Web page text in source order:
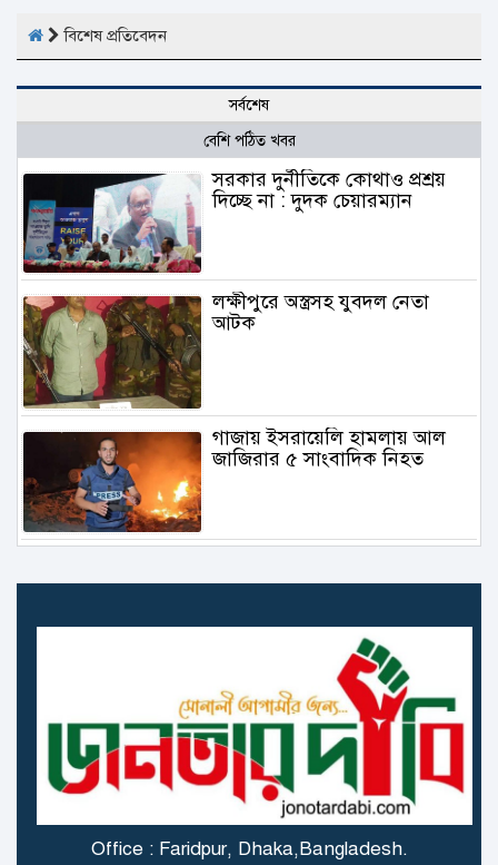
বিশেষ প্রতিবেদন
সর্বশেষ
বেশি পঠিত খবর
সরকার দুর্নীতিকে কোথাও প্রশ্রয়
দিচ্ছে না : দুদক চেয়ারম্যান
লক্ষীপুরে অস্ত্রসহ যুবদল নেতা
আটক
গাজায় ইসরায়েলি হামলায় আল
জাজিরার ৫ সাংবাদিক নিহত
গাজায় বিমান থেকে ফেলা ত্রাণ
মাথায় পড়ে প্রাণ গেল বালকের
স্ত্রী বিষ খাওয়ার পর বোতলের
অবশিষ্ট বিষ খেলেন স্বামীও!
Office : Faridpur, Dhaka,Bangladesh.